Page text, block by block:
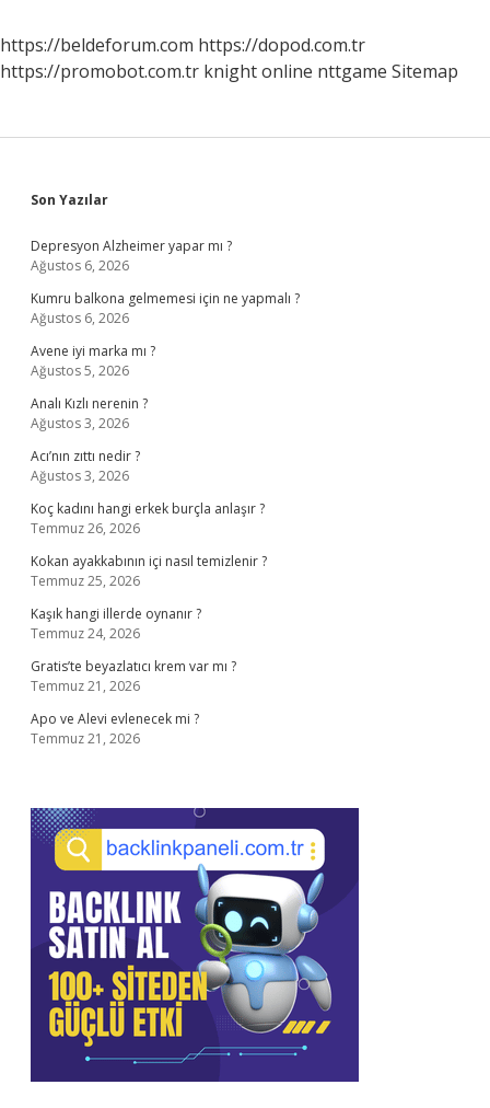
https://beldeforum.com https://dopod.com.tr
https://promobot.com.tr knight online nttgame Sitemap
Sidebar
Son Yazılar
Depresyon Alzheimer yapar mı ?
Ağustos 6, 2026
Kumru balkona gelmemesi için ne yapmalı ?
Ağustos 6, 2026
Avene iyi marka mı ?
Ağustos 5, 2026
Analı Kızlı nerenin ?
Ağustos 3, 2026
Acı’nın zıttı nedir ?
Ağustos 3, 2026
Koç kadını hangi erkek burçla anlaşır ?
Temmuz 26, 2026
Kokan ayakkabının içi nasıl temizlenir ?
Temmuz 25, 2026
Kaşık hangi illerde oynanır ?
Temmuz 24, 2026
Gratis’te beyazlatıcı krem var mı ?
Temmuz 21, 2026
Apo ve Alevi evlenecek mi ?
Temmuz 21, 2026